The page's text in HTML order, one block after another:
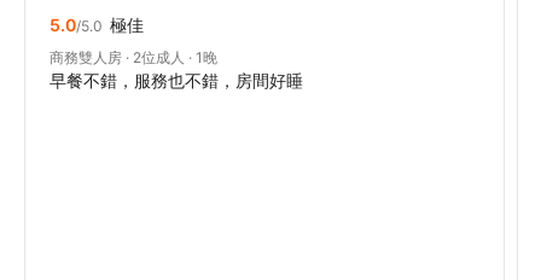
5.0/5.0 極佳
商務雙人房 · 2位成人 · 1晚
早餐不錯，服務也不錯，房間好睡